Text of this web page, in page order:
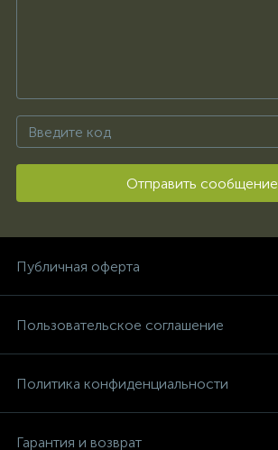
Отправить сообщение
Публичная оферта
Пользовательское соглашение
Политика конфиденциальности
Гарантия и возврат